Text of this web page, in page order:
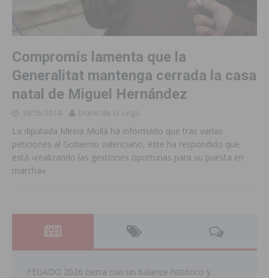
Compromís lamenta que la
Generalitat mantenga cerrada la casa
natal de Miguel Hernández
19/05/2014 Diario de la vega
La diputada Mireia Mollà ha informado que tras varias
peticiones al Gobierno valenciano, éste ha respondido que
está «realizando las gestiones oportunas para su puesta en
marcha»
FEGADO 2026 cierra con un balance histórico y